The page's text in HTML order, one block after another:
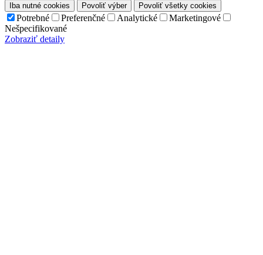
Iba nutné cookies Povoliť výber Povoliť všetky cookies
Potrebné Preferenčné Analytické
Marketingové
Nešpecifikované
Zobraziť detaily